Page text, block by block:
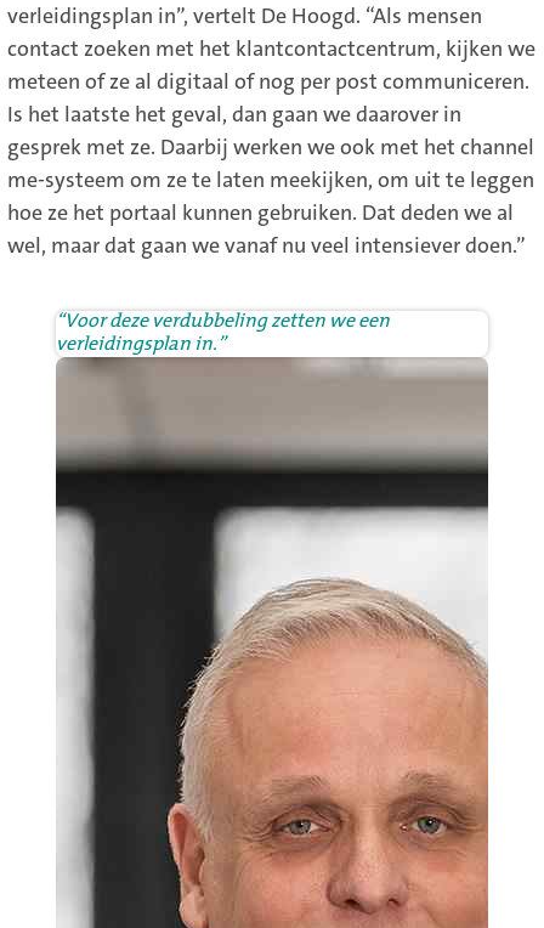
verleidingsplan in”, vertelt De Hoogd. “Als mensen
contact zoeken met het klantcontactcentrum, kijken we
meteen of ze al digitaal of nog per post communiceren.
Is het laatste het geval, dan gaan we daarover in
gesprek met ze. Daarbij werken we ook met het channel
me-systeem om ze te laten meekijken, om uit te leggen
hoe ze het portaal kunnen gebruiken. Dat deden we al
wel, maar dat gaan we vanaf nu veel intensiever doen.”
“Voor deze verdubbeling zetten we een
verleidingsplan in.”